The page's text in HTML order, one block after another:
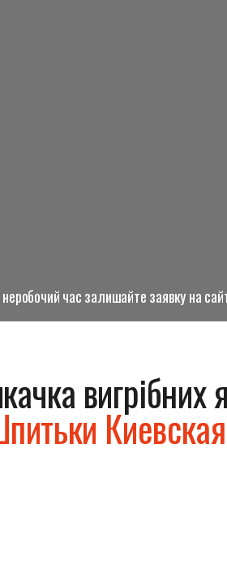
неробочий час залишайте заявку на
вигрібних